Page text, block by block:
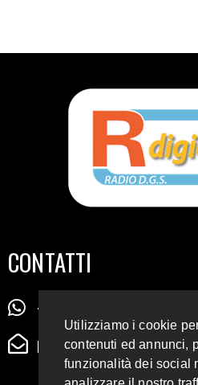
CONTATTI
+39 345 72 72 88 5
Utilizziamo i cookie
contenuti ed annunci,
funzionalità dei social